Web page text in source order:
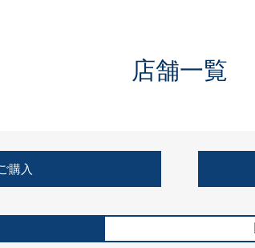
抗ウイルス・抗菌製品
LinkedIn
住宅使用部材標準化推進協議会
店舗一覧
購入